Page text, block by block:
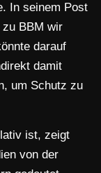
In seinem Post
zu BBM wir
darauf
damit
um Schutz zu
ist, zeigt
von der